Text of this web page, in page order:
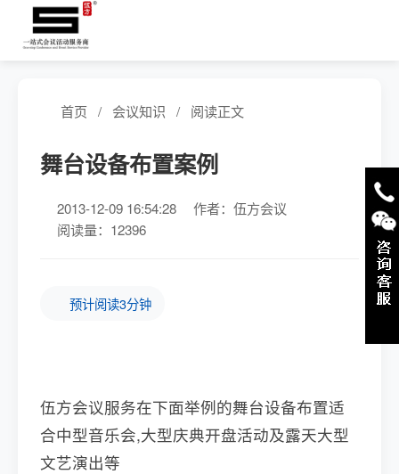
首页 / 会议知识 / 阅读正文
舞台设备布置案例
2013-12-09 16:54:28
作者：伍方会议
阅读量：12396
预计阅读3分钟
伍方会议服务在下面举例的舞台设备布置适
合中型音乐会,大型庆典开盘活动及露天大型
文艺演出等